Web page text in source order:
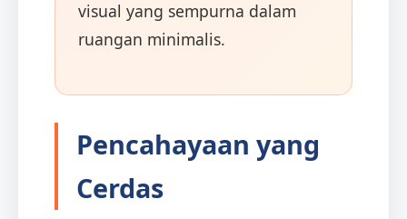
visual yang sempurna dalam
ruangan minimalis.
Pencahayaan yang
Cerdas